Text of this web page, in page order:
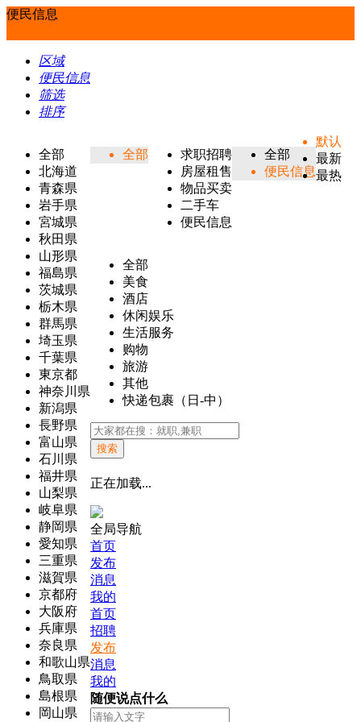
便民信息
区域
便民信息
筛选
排序
全部
北海道
青森県
岩手県
宮城県
秋田県
山形県
福島県
茨城県
栃木県
群馬県
埼玉県
千葉県
東京都
神奈川県
新潟県
長野県
富山県
石川県
福井県
山梨県
岐阜県
静岡県
愛知県
三重県
滋賀県
京都府
大阪府
兵庫県
奈良県
和歌山県
鳥取県
島根県
岡山県
全部
求职招聘
房屋租售
物品买卖
二手车
便民信息
全部
便民信息
全部
美食
酒店
休闲娱乐
生活服务
购物
旅游
其他
快递包裹（日-中）
默认
最新
最热
搜索
正在加载...
全局导航
首页
发布
消息
我的
首页
招聘
发布
消息
我的
随便说点什么